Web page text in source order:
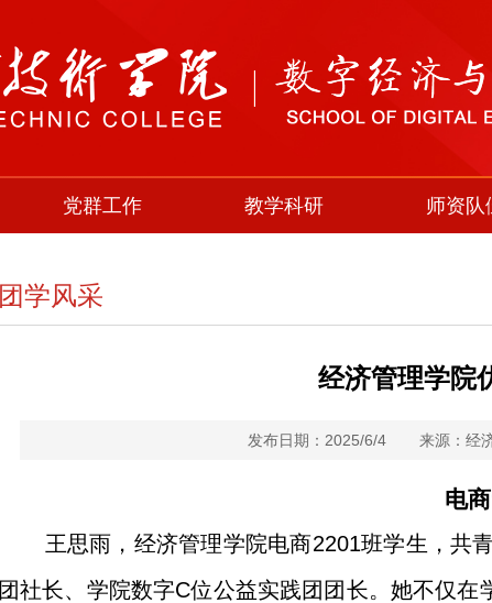
党群工作 教学科研 师资队
团学风采
经济管理学院
发布日期：2025/6/4 来源：经
电
王思雨，经济管理学院电商2201班学生，共
团社长、学院数字C位公益实践团团长。她不仅在